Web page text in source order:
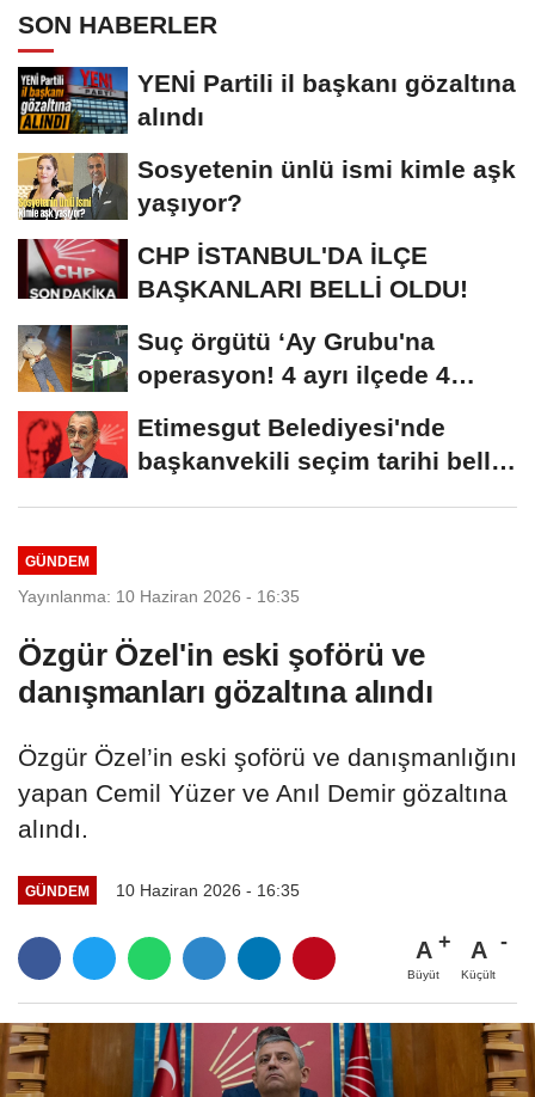
SON HABERLER
YENİ Partili il başkanı gözaltına
alındı
Sosyetenin ünlü ismi kimle aşk
yaşıyor?
CHP İSTANBUL'DA İLÇE
BAŞKANLARI BELLİ OLDU!
Suç örgütü ‘Ay Grubu'na
operasyon! 4 ayrı ilçede 4
Etimesgut Belediyesi'nde
başkanvekili seçim tarihi belli
GÜNDEM
Yayınlanma: 10 Haziran 2026 - 16:35
Özgür Özel'in eski şoförü ve
danışmanları gözaltına alındı
Özgür Özel’in eski şoförü ve danışmanlığını
yapan Cemil Yüzer ve Anıl Demir gözaltına
alındı.
GÜNDEM 10 Haziran 2026 - 16:35
A
Büyüt
A
Küçült